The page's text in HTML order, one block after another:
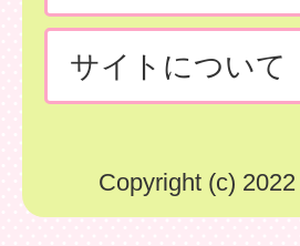
サイトについて
Copyright (c)